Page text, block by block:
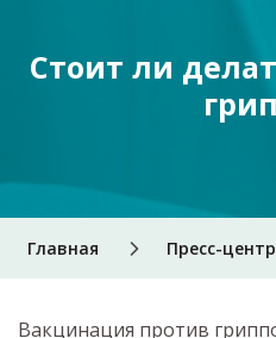
Главная Пресс-центр
Стоит ли
Вакцинация против